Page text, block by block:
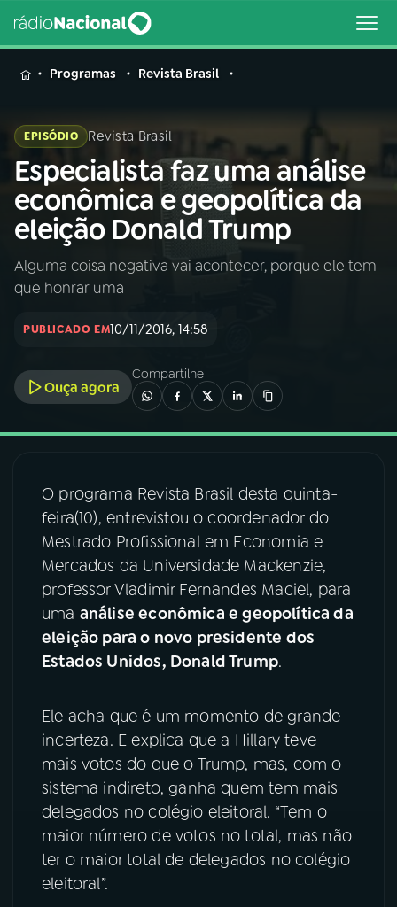
MENU
Buscar
na
Rádio
Nacional
Buscar
AO VIVO
INÍCIO
A RÁDIO
03PROGRAMAÇÃO
04PROGRAMAS
PODCASTS
06VIDEOCASTS
FESTIVAL DE MÚSICA
ACOMPANHE A RÁDIO NACIONAL
YouTube Facebook
X
Programas Revista Brasil
EPISÓDIO Revista Brasil
Especialista faz uma análise
econômica e geopolítica da
eleição Donald Trump
Alguma coisa negativa vai acontecer, porque ele tem
que honrar uma
PUBLICADO EM10/11/2016, 14:58
Ouça agora
Compartilhe
O programa Revista Brasil desta quinta-
feira(10), entrevistou o coordenador do
Mestrado Profissional em Economia e
Mercados da Universidade Mackenzie,
professor Vladimir Fernandes Maciel, para
uma análise econômica e geopolítica da
eleição para o novo presidente dos
Estados Unidos, Donald Trump.
Ele acha que é um momento de grande
incerteza. E explica que a Hillary teve
mais votos do que o Trump, mas, com o
sistema indireto, ganha quem tem mais
delegados no colégio eleitoral. “Tem o
maior número de votos no total, mas não
ter o maior total de delegados no colégio
eleitoral”.